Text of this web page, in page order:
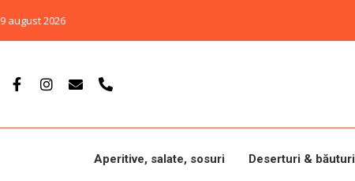
9 august 2026
Aperitive, salate, sosuri Deserturi & băuturi